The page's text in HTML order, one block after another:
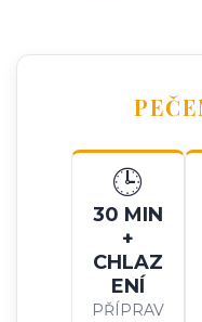
🕒
30 MIN
+
CHLAZ
ENÍ
PŘÍPRAV